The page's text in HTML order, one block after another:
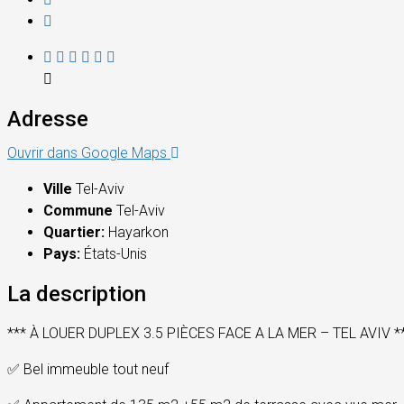
Adresse
Ouvrir dans Google Maps
Ville Tel-Aviv
Commune Tel-Aviv
Quartier: Hayarkon
Pays: États-Unis
La description
*** À LOUER DUPLEX 3.5 PIÈCES FACE A LA MER – TEL AVIV
✅ Bel immeuble tout neuf